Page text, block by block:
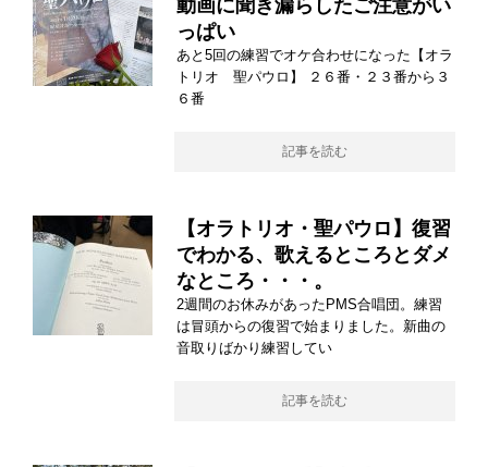
動画に聞き漏らしたご注意がい
っぱい
あと5回の練習でオケ合わせになった【オラ
トリオ 聖パウロ】 ２６番・２３番から３
６番
記事を読む
【オラトリオ・聖パウロ】復習
でわかる、歌えるところとダメ
なところ・・・。
2週間のお休みがあったPMS合唱団。練習
は冒頭からの復習で始まりました。新曲の
音取りばかり練習してい
記事を読む